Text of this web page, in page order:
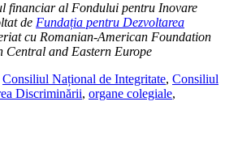
financiar al Fondului pentru Inovare
de Fundația pentru Dezvoltarea
cu Romanian-American Foundation
Central and Eastern Europe
Consiliul Național de Integritate, Consiliul
Discriminării, organe colegiale,